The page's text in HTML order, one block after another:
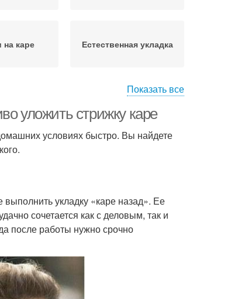
на каре Естественная укладка
Показать все
уложить стрижку каре
условиях быстро. Вы найдете
укладку «каре назад». Ее
сочетается как с деловым, так и
после работы нужно срочно